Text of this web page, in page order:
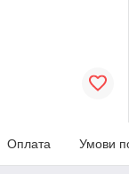
Оплата Умови